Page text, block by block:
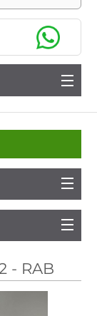
- RAB